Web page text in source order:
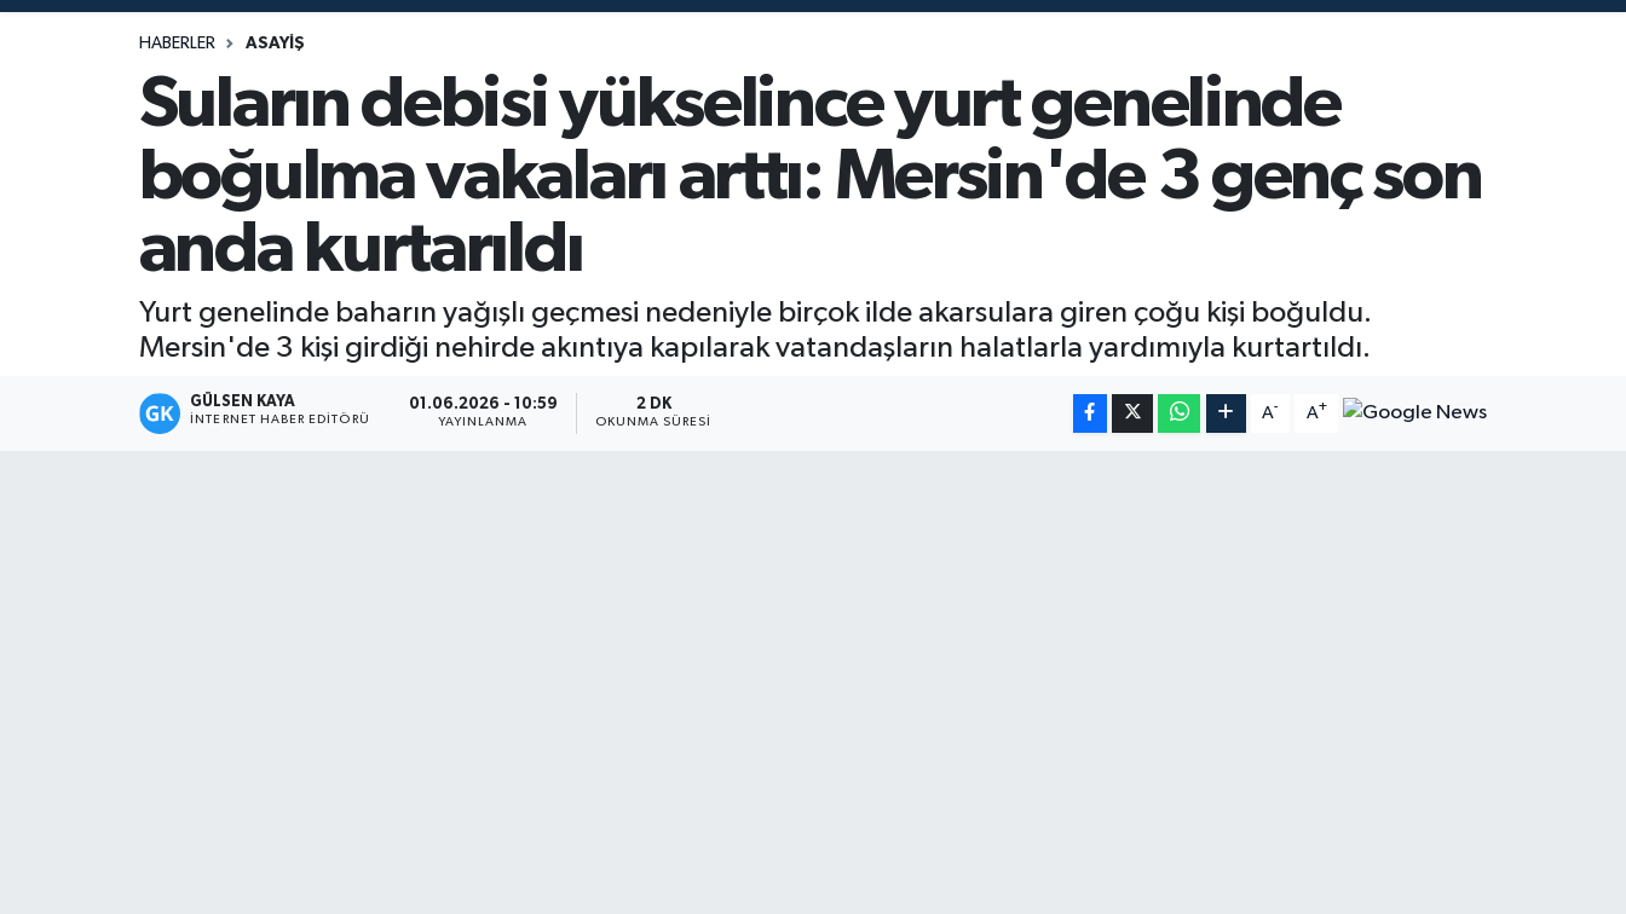
HABERLER ASAYIŞ
Suların debisi yükselince yurt genelinde
boğulma vakaları arttı: Mersin'de 3 genç son
anda kurtarıldı
Yurt genelinde baharın yağışlı geçmesi nedeniyle birçok ilde akarsulara giren çoğu kişi boğuldu.
Mersin'de 3 kişi girdiği nehirde akıntıya kapılarak vatandaşların halatlarla yardımıyla kurtartıldı.
GÜLSEN KAYA
İNTERNET HABER EDITÖRÜ
01.06.2026 - 10:59
YAYINLANMA
2 DK
OKUNMA SÜRESI
A- A+
Magazin
Mersin Tarihi
Resmi İlan